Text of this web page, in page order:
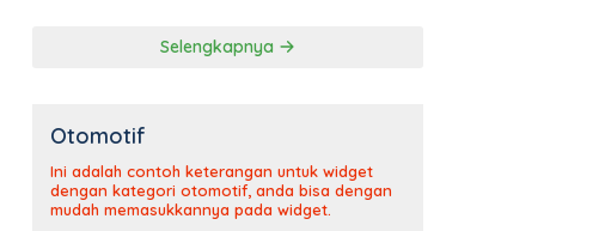
Selengkapnya
Otomotif
Ini adalah contoh keterangan untuk widget
dengan kategori otomotif, anda bisa dengan
mudah memasukkannya pada widget.